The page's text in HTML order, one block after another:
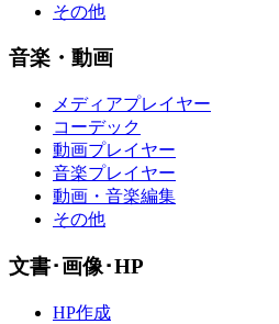
その他
音楽・動画
メディアプレイヤー
コーデック
動画プレイヤー
音楽プレイヤー
動画・音楽編集
その他
文書･画像･HP
HP作成